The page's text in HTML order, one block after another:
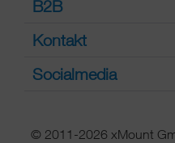
B2B
Kontakt
Socialmedia
© 2011-2026 xMount